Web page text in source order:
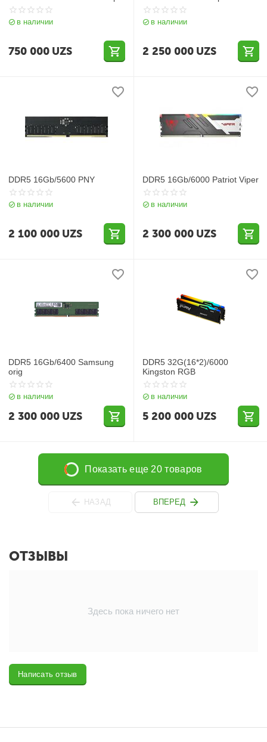
в наличии
750 000 UZS
в наличии
2 250 000 UZS
DDR5 16Gb/5600 PNY
в наличии
2 100 000 UZS
DDR5 16Gb/6000 Patriot Viper
в наличии
2 300 000 UZS
DDR5 16Gb/6400 Samsung
orig
в наличии
2 300 000 UZS
DDR5 32G(16*2)/6000
Kingston RGB
в наличии
5 200 000 UZS
Показать еще 20 товаров
НАЗАД ВПЕРЕД
ОТЗЫВЫ
Здесь пока ничего нет
Написать отзыв